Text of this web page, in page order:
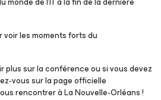
voir les moments forts du
plus sur la conférence ou si vous devez
vous sur la page officielle
rencontrer à La Nouvelle-Orléans !